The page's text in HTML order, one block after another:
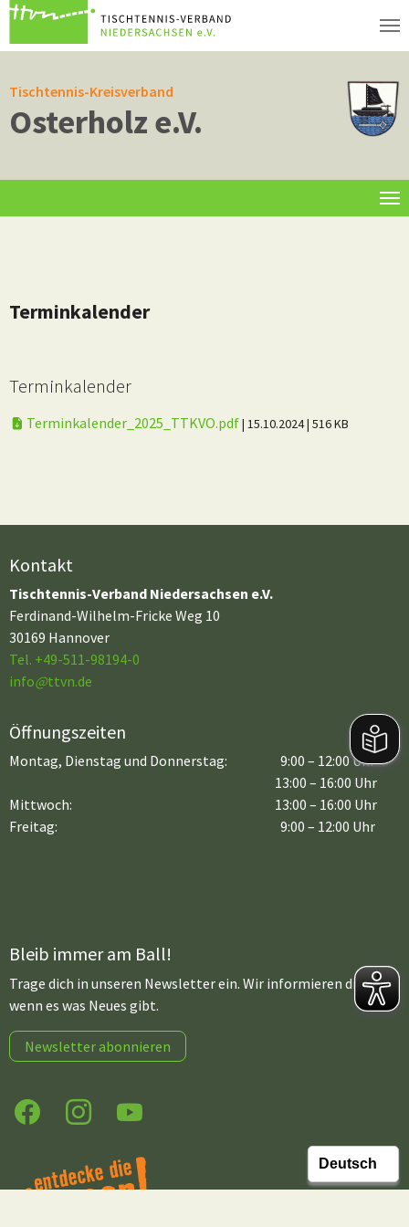
Tischtennis-Kreisverband
Osterholz e.V.
Terminkalender
Terminkalender
Terminkalender_2025_TTKVO.pdf| 15.10.2024| 516 KB
Kontakt
Tischtennis-Verband Niedersachsen e.V.
Ferdinand-Wilhelm-Fricke Weg 10
30169 Hannover
Tel. +49-511-98194-0
info@ttvn.de
Öffnungszeiten
Montag, Dienstag und Donnerstag:
9:00 – 12:00 Uhr
13:00 – 16:00 Uhr
Mittwoch:
Freitag:
13:00 – 16:00 Uhr
9:00 – 12:00 Uhr
Bleib immer am Ball!
Trage dich in unseren Newsletter ein. Wir informieren dich,
wenn es was Neues gibt.
Newsletter abonnieren